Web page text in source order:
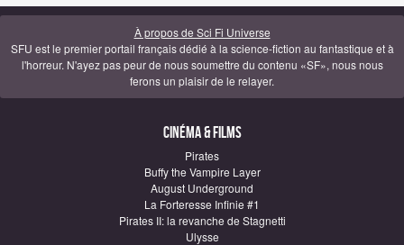
À propos de Sci Fi Universe
SFU est le premier portail français dédié à la science-fiction au fantastique et à
l'horreur. N'ayez pas peur de nous soumettre du contenu «SF», nous nous
ferons un plaisir de le relayer.
Cinéma & Films
Pirates
Buffy the Vampire Layer
August Underground
La Forteresse Infinie #1
Pirates II: la revanche de Stagnetti
Ulysse